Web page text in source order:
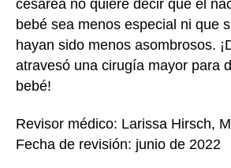
cesárea no quiere decir que el
bebé sea menos especial ni que
hayan sido menos asombrosos.
atravesó una cirugía mayor para
bebé!
Revisor médico: Larissa Hirsch,
Fecha de revisión: junio de 2022